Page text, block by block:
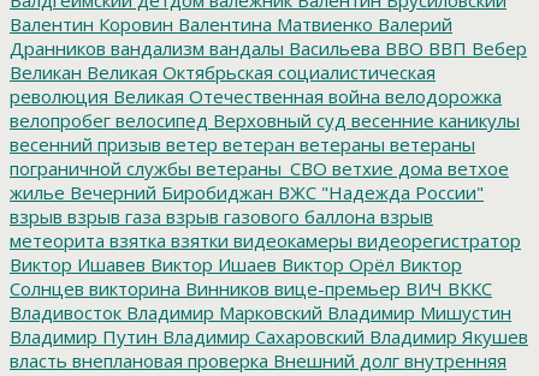
Валентин Коровин Валентина Матвиенко Валерий
Дранников вандализм вандалы Васильева ВВО ВВП Вебер
Великан Великая Октябрьская социалистическая
революция Великая Отечественная война велодорожка
велопробег велосипед Верховный суд весенние каникулы
весенний призыв ветер ветеран ветераны ветераны
пограничной службы ветераны_СВО ветхие дома ветхое
жилье Вечерний Биробиджан ВЖС "Надежда России"
взрыв взрыв газа взрыв газового баллона взрыв
метеорита взятка взятки видеокамеры видеорегистратор
Виктор Ишавев Виктор Ишаев Виктор Орёл Виктор
Солнцев викторина Винников вице-премьер ВИЧ ВККС
Владивосток Владимир Марковский Владимир Мишустин
Владимир Путин Владимир Сахаровский Владимир Якушев
власть внеплановая проверка Внешний долг внутренняя